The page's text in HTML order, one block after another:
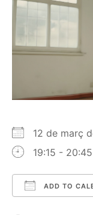
12 de març
19:15 - 20:45
ADD TO